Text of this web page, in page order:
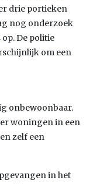
drie portieken
nog onderzoek
De politie
om een
onbewoonbaar.
woningen in een
zelf een
in het